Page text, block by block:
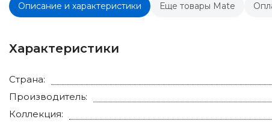
Описание и характеристики Еще товары Mate
Характеристики
Страна:
Производитель:
Коллекция: